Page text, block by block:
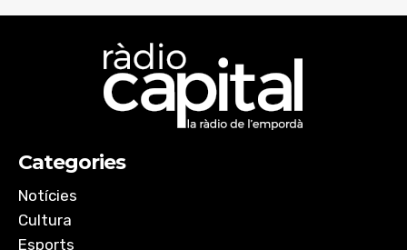
Categories
Notícies
Cultura
Esports